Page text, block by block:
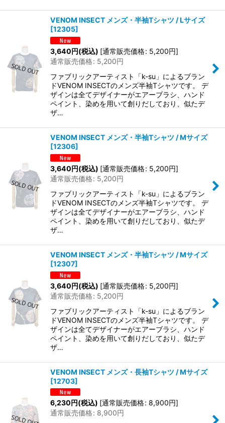
VENOM INSECT メンズ・半袖Tシャツ / Lサイズ
[12305]
3,640円(税込) [通常販売価格: 5,200円]
通常販売価格: 5,200円
ファブリックアーティスト「k-su」によるブラン
ドVENOM INSECTのメンズ半袖Tシャツです。 デ
ザインは全てデザイナーがエアーブラシ、ハンド
ペイント、染めを用いて創りだしており、似たデ
ザ…
VENOM INSECT メンズ・半袖Tシャツ / Mサイズ
[12306]
3,640円(税込) [通常販売価格: 5,200円]
通常販売価格: 5,200円
ファブリックアーティスト「k-su」によるブラン
ドVENOM INSECTのメンズ半袖Tシャツです。 デ
ザインは全てデザイナーがエアーブラシ、ハンド
ペイント、染めを用いて創りだしており、似たデ
ザ…
VENOM INSECT メンズ・半袖Tシャツ / Mサイズ
[12307]
3,640円(税込) [通常販売価格: 5,200円]
通常販売価格: 5,200円
ファブリックアーティスト「k-su」によるブラン
ドVENOM INSECTのメンズ半袖Tシャツです。 デ
ザインは全てデザイナーがエアーブラシ、ハンド
ペイント、染めを用いて創りだしており、似たデ
ザ…
VENOM INSECT メンズ・長袖Tシャツ / Mサイズ
[12703]
6,230円(税込) [通常販売価格: 8,900円]
通常販売価格: 8,900円